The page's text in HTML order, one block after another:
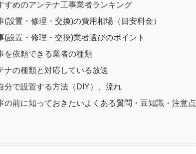
すめのアンテナ工事業者ランキング
(設置・修理・交換)の費用相場（目安料金）
(設置・修理・交換)業者選びのポイント
を依頼できる業者の種類
ナの種類と対応している放送
分で設置する方法（DIY）、流れ
の前に知っておきたいよくある質問・豆知識・注意点